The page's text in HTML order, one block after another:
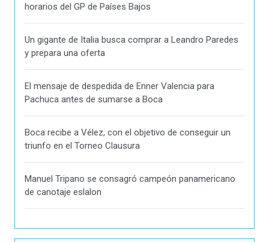
horarios del GP de Países Bajos
Un gigante de Italia busca comprar a Leandro Paredes
y prepara una oferta
El mensaje de despedida de Enner Valencia para
Pachuca antes de sumarse a Boca
Boca recibe a Vélez, con el objetivo de conseguir un
triunfo en el Torneo Clausura
Manuel Tripano se consagró campeón panamericano
de canotaje eslalon